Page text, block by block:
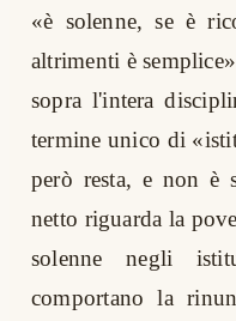
«è solenne, se è
altrimenti è
sopra l'intera
termine unico di
però resta, e non è
netto riguarda la
solenne negli
comportano la